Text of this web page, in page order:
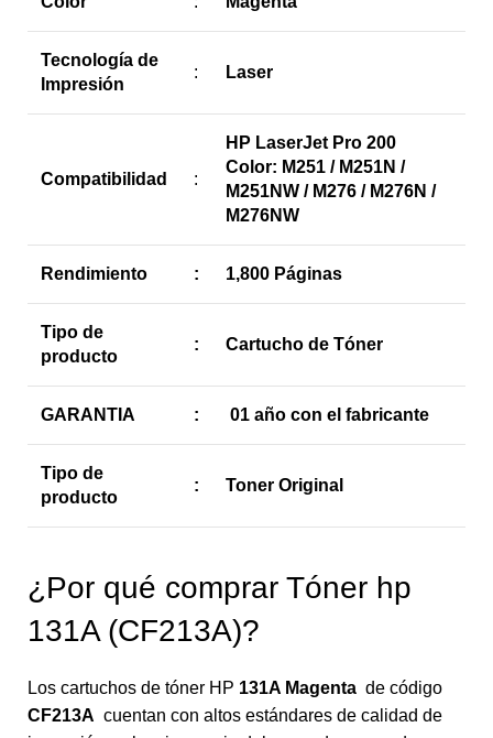
Tecnología de
Impresión
: Laser
Compatibilidad :
HP LaserJet Pro 200
Color: M251 / M251N /
M251NW / M276 / M276N /
M276NW
Rendimiento : 1,800 Páginas
Tipo de
producto
: Cartucho de Tóner
GARANTIA : 01 año con el fabricante
Tipo de
producto
: Toner Original
¿Por qué comprar Tóner hp
131A (CF213A)?
Los cartuchos de tóner HP 131A Magenta de código
CF213A cuentan con altos estándares de calidad de